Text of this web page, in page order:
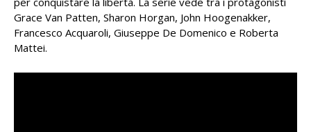
Grace Van Patten, Sharon Horgan, John Hoogenakker,
Francesco Acquaroli, Giuseppe De Domenico e Roberta
Mattei.